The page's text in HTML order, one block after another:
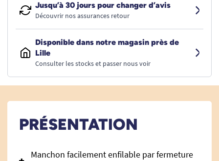
Jusqu’à 30 jours pour changer d’avis
Découvrir nos assurances retour
Disponible dans notre magasin près de
Lille
Consulter les stocks et passer nous voir
PRÉSENTATION
Manchon facilement enfilable par fermeture